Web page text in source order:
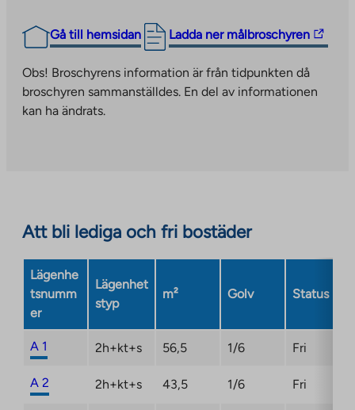
Gå till hemsidan Ladda ner målbroschyren
The
takes
you
in
new
Obs! Broschyrens information är från tidpunkten då
broschyren sammanställdes. En del av informationen
kan ha ändrats.
Att bli lediga och fri bostäder
Lägenhe
tsnumm
er
Lägenhet
styp
m² Golv Status
A 1 2h+kt+s 56,5 1/6 Fri
A 2 2h+kt+s 43,5 1/6 Fri